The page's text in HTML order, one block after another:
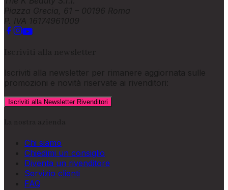
Piazza Grecia, 61 – 00196 Roma
P. IVA 16174961009
Iscriviti alla newsletter
Iscriviti alla newsletter per rimanere aggiornata sulle
promozioni e novità riservate ai rivenditori:
Iscriviti alla Newsletter Rivenditori
La nostra azienda
Chi siamo
Chiedimi un consiglio
Diventa un rivenditore
Servizio clienti
FAQ